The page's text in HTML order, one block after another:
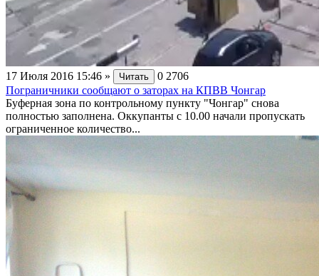
17 Июля 2016 15:46 » Читать 0 2706
Пограничники сообщают о заторах на КПВВ Чонгар
Буферная зона по контрольному пункту "Чонгар" снова
полностью заполнена. Оккупанты с 10.00 начали пропускать
ограниченное количество...